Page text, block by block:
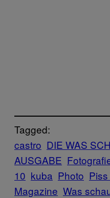
Tagged:
castro DIE WAS
AUSGABE
10 kuba Photo
Magazine Was